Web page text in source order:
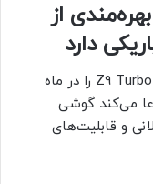
از
دارد
iQOO گوشی هوشمند Z9 Turbo Endurance Edition را در ماه
می‌کند گوشی
و قابلیت‌های